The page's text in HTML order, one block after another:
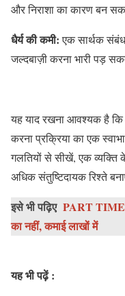
और निराशा का कारण बन
धैर्य की कमी:एक सार्थक संबंध
जल्दबाज़ी करना भारी पड़
यह याद रखना आवश्यक है
करना प्रक्रिया का एक
गलतियों से सीखें, एक व्यक्ति
अधिक संतुष्टिदायक रिश्ते
इसे भी पढ़िए PART TIME
का नहीं, कमाई लाखों में
यह भी पढ़ें :